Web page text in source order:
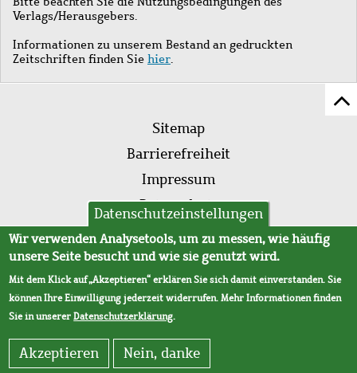
Verlags/Herausgebers.
Informationen zu unserem Bestand an gedruckten
Zeitschriften finden Sie hier.
Fußleistenmenü
Sitemap
Barrierefreiheit
Impressum
Datenschutz
AVB
Datenschutzeinstellungen
Wir verwenden Analysetools, um zu messen, wie häufig
unsere Seite besucht und wie sie genutzt wird.
Mit dem Klick auf „Akzeptieren“ erklären Sie sich damit einverstanden. Sie
können Ihre Einwilligung jederzeit widerrufen. Mehr Informationen finden
Sie in unsererDatenschutzerklärung.
Akzeptieren Nein, danke